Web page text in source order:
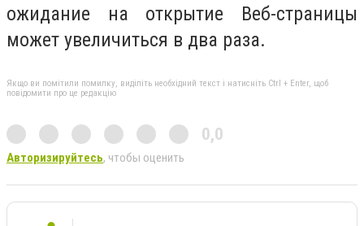
ожидание на открытие Веб-страницы
может увеличиться в два раза.
Якщо ви помітили помилку, виділіть необхідний текст і натисніть Ctrl + Enter, щоб
повідомити про це редакцію
0,0
Авторизируйтесь, чтобы оценить